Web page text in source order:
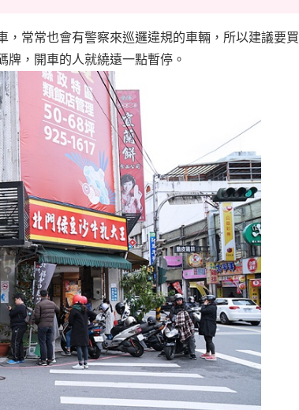
，常常也會有警察來巡邏違規的車輛，所以建議要買
牌，開車的人就繞遠一點暫停。